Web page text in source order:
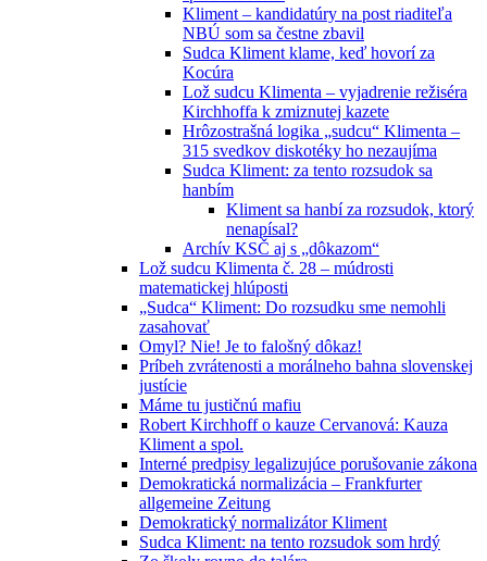
Kliment – kandidatúry na post riaditeľa
NBÚ som sa čestne zbavil
Sudca Kliment klame, keď hovorí za
Kocúra
Lož sudcu Klimenta – vyjadrenie režiséra
Kirchhoffa k zmiznutej kazete
Hrôzostrašná logika „sudcu“ Klimenta –
315 svedkov diskotéky ho nezaujíma
Sudca Kliment: za tento rozsudok sa
hanbím
Kliment sa hanbí za rozsudok, ktorý
nenapísal?
Archív KSČ aj s „dôkazom“
Lož sudcu Klimenta č. 28 – múdrosti
matematickej hlúposti
„Sudca“ Kliment: Do rozsudku sme nemohli
zasahovať
Omyl? Nie! Je to falošný dôkaz!
Príbeh zvrátenosti a morálneho bahna slovenskej
justície
Máme tu justičnú mafiu
Robert Kirchhoff o kauze Cervanová: Kauza
Kliment a spol.
Interné predpisy legalizujúce porušovanie zákona
Demokratická normalizácia – Frankfurter
allgemeine Zeitung
Demokratický normalizátor Kliment
Sudca Kliment: na tento rozsudok som hrdý